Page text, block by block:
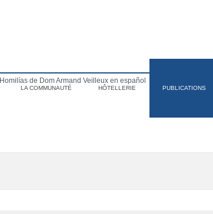
LA COMMUNAUTÉ HÔTELLERIE PUBLICATIONS
Homilías de Dom Armand Veilleux en español